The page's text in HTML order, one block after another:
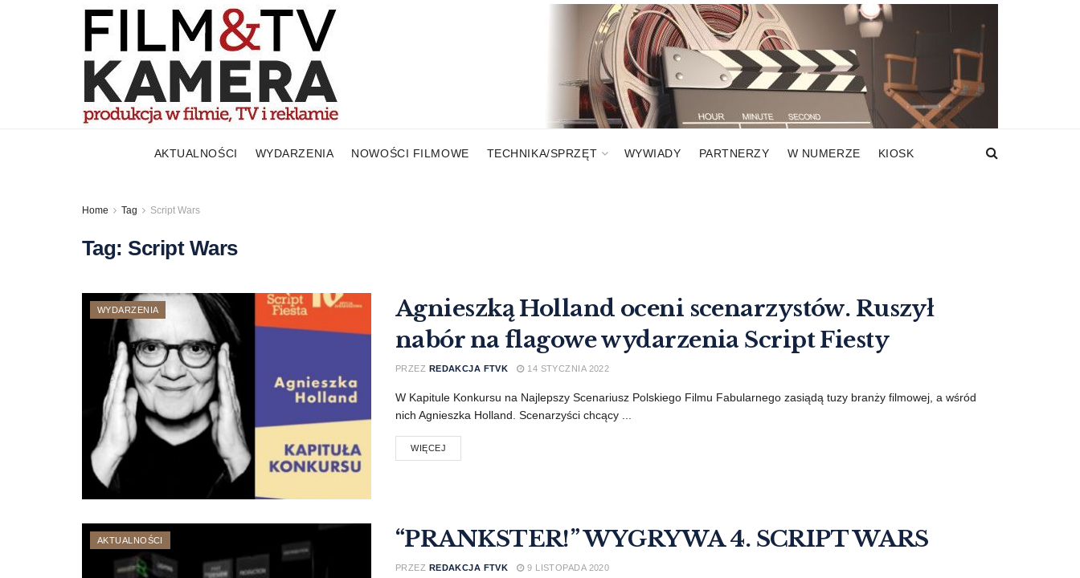
AKTUALNOŚCI WYDARZENIA NOWOŚCI FILMOWE TECHNIKA/SPRZĘT WYWIADY PARTNERZY W NUMERZE KIOSK
Home Tag Script Wars
Tag: Script Wars
WYDARZENIA
Agnieszką Holland oceni scenarzystów. Ruszył
nabór na flagowe wydarzenia Script Fiesty
PRZEZ REDAKCJA FTVK 14 STYCZNIA 2022
W Kapitule Konkursu na Najlepszy Scenariusz Polskiego Filmu Fabularnego zasiądą tuzy branży filmowej, a wśród
nich Agnieszka Holland. Scenarzyści chcący ...
WIĘCEJ
AKTUALNOŚCI “PRANKSTER!” WYGRYWA 4. SCRIPT WARS
PRZEZ REDAKCJA FTVK 9 LISTOPADA 2020